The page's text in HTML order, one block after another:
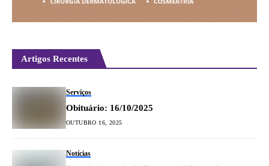
Artigos Recentes
Serviços
Obituário: 16/10/2025
OUTUBRO 16, 2025
Notícias